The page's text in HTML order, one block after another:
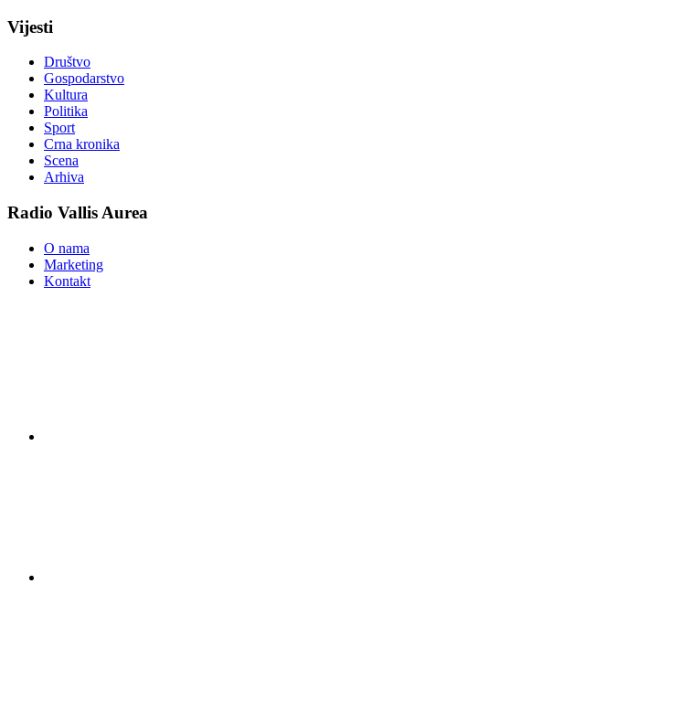
Vijesti
Društvo
Gospodarstvo
Kultura
Politika
Sport
Crna kronika
Scena
Arhiva
Radio Vallis Aurea
O nama
Marketing
Kontakt